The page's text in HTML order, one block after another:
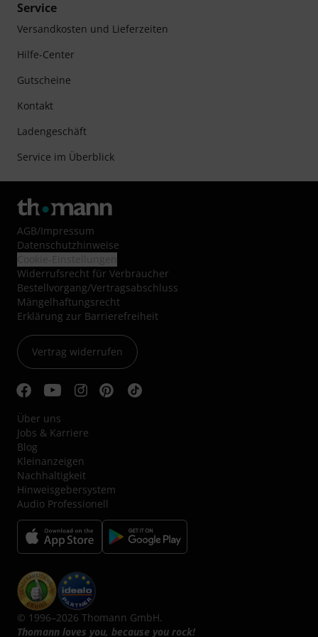
Service
Versandkosten und Lieferzeiten
Hilfe-Center
Gutscheine
Kontakt
Ladengeschäft
Service im Überblick
AGB/Impressum
Datenschutzhinweise
Widerrufsrecht für Verbraucher
Bestellvorgang/Vertragsabschluss
Mängelhaftungsrecht
Erklärung zur Barrierefreiheit
Vertrag widerrufen
Über uns
Jobs & Karriere
Blog
Kleinanzeigen
Nachhaltigkeit
Hinweisgebersystem
Audio Professionell
© 1996–2026 Thomann GmbH.
Thomann loves you, because you rock!